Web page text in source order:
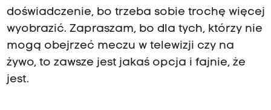
doświadczenie, bo trzeba sobie trochę więcej
wyobrazić. Zapraszam, bo dla tych, którzy nie
mogą obejrzeć meczu w telewizji czy na
żywo, to zawsze jest jakaś opcja i fajnie, że
jest.